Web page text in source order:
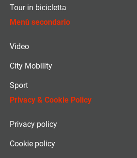
Tour in bicicletta
Menù secondario
Video
City Mobility
Sport
Privacy & Cookie Policy
Privacy policy
Cookie policy